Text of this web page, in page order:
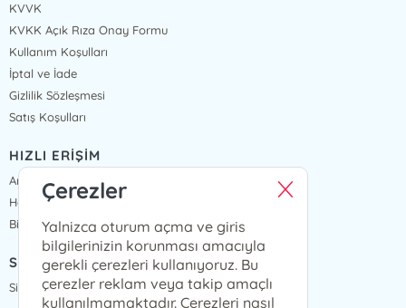
KVVK
KVKK Açık Rıza Onay Formu
Kullanım Koşulları
İptal ve İade
Gizlilik Sözleşmesi
Satış Koşulları
HIZLI ERİŞİM
Anasayfa
Hakkımızda
Bize Ulaşın
SİPARİŞ TAKİP
Sipariş Takip
Çerezler
Yalnizca oturum açma ve giris
bilgilerinizin korunması amacıyla
gerekli çerezleri kullanıyoruz. Bu
çerezler reklam veya takip amaçlı
kullanılmamaktadır. Çerezleri nasıl